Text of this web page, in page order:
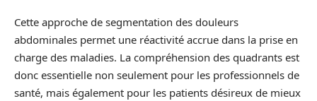
Cette approche de segmentation des douleurs
abdominales permet une réactivité accrue dans la prise en
charge des maladies. La compréhension des quadrants est
donc essentielle non seulement pour les professionnels de
santé, mais également pour les patients désireux de mieux